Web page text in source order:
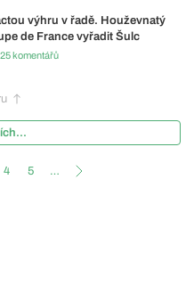
výhru v řadě. Houževnatý
de France vyřadit Šulc
25 komentářů
4 5 …